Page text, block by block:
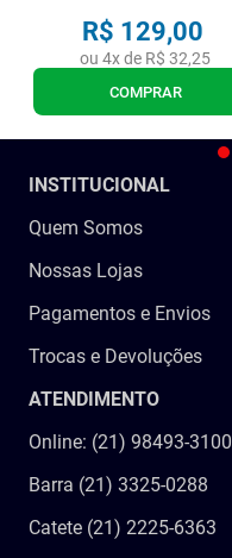
R$ 129,00
ou 4x de R$ 32,25
COMPRAR
INSTITUCIONAL
Quem Somos
Nossas Lojas
Pagamentos e Envios
Trocas e Devoluções
ATENDIMENTO
Online: (21) 98493-3100
Barra (21) 3325-0288
Catete (21) 2225-6363